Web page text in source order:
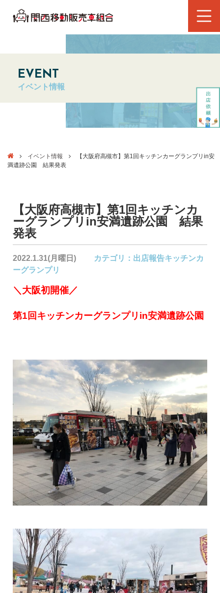
EVENT
イベント情報
イベント情報
【大阪府高槻市】第1回キッチンカーグランプリin安
満遺跡公園 結果発表
【大阪府高槻市】第1回キッチンカ
ーグランプリin安満遺跡公園 結果
発表
2022.1.31(月曜日) カテゴリ： 出店報告キッチンカ
ーグランプリ
＼大阪初開催／
第1回キッチンカーグランプリin安満遺跡公園